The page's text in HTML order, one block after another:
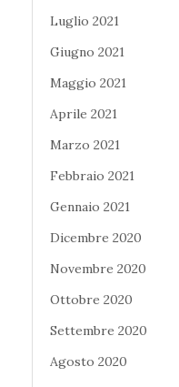
Luglio 2021
Giugno 2021
Maggio 2021
Aprile 2021
Marzo 2021
Febbraio 2021
Gennaio 2021
Dicembre 2020
Novembre 2020
Ottobre 2020
Settembre 2020
Agosto 2020